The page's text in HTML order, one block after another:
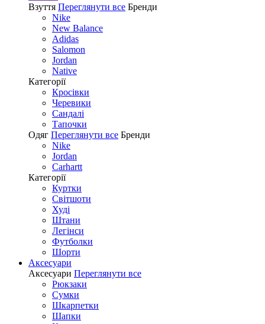
Взуття Переглянути все Бренди
Nike
New Balance
Adidas
Salomon
Jordan
Native
Категорії
Кросівки
Черевики
Сандалі
Tапочки
Одяг Переглянути все Бренди
Nike
Jordan
Carhartt
Категорії
Куртки
Світшоти
Худі
Штани
Легінси
Футболки
Шорти
Аксесуари
Аксесуари Переглянути все
Рюкзаки
Сумки
Шкарпетки
Шапки